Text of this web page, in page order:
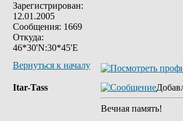
Зарегистрирован:
12.01.2005
Сообщения: 1669
Откуда:
46*30'N:30*45'E
Вернуться к началу
Itar-Tass
Вечная память!